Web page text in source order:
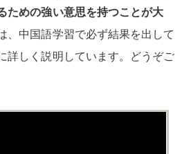
ための強い意思を持つことが大
、中国語学習で必ず結果を出して
詳しく説明しています。どうぞご